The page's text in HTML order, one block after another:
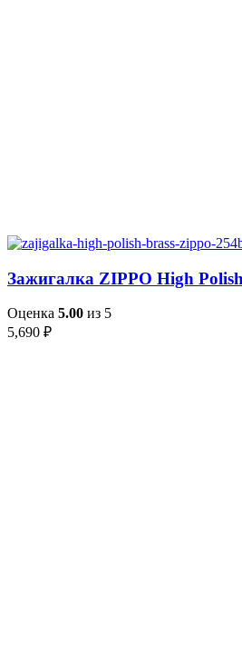
Зажигалка ZIPPO High
Оценка 5.00 из 5
5,690 ₽